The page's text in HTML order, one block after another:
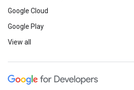
Google Cloud
Google Play
View all